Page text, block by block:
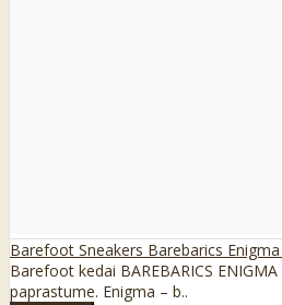
Barefoot Sneakers Barebarics
Barefoot kedai BAREBARICS
paprastume. Enigma – b..